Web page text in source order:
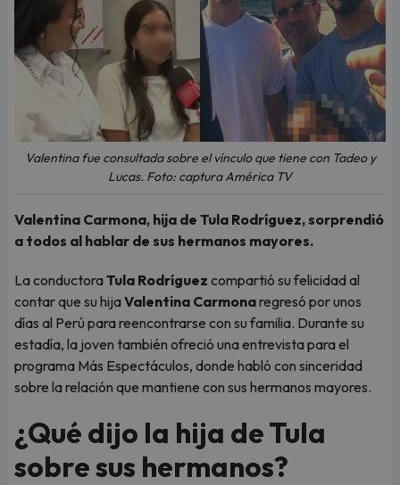
Valentina fue consultada sobre el vínculo que tiene con Tadeo y
Lucas. Foto: captura América TV
Valentina Carmona, hija de Tula Rodríguez, sorprendió
a todos al hablar de sus hermanos mayores.
La conductoraTula Rodríguez compartió su felicidad al
contar que su hijaValentina Carmonaregresó por unos
días al Perú para reencontrarse con su familia. Durante su
estadía, la joven también ofreció una entrevista para el
programa Más Espectáculos, donde habló con sinceridad
sobre la relación que mantiene con sus hermanos mayores.
¿Qué dijo la hija de Tula
sobre sus hermanos?